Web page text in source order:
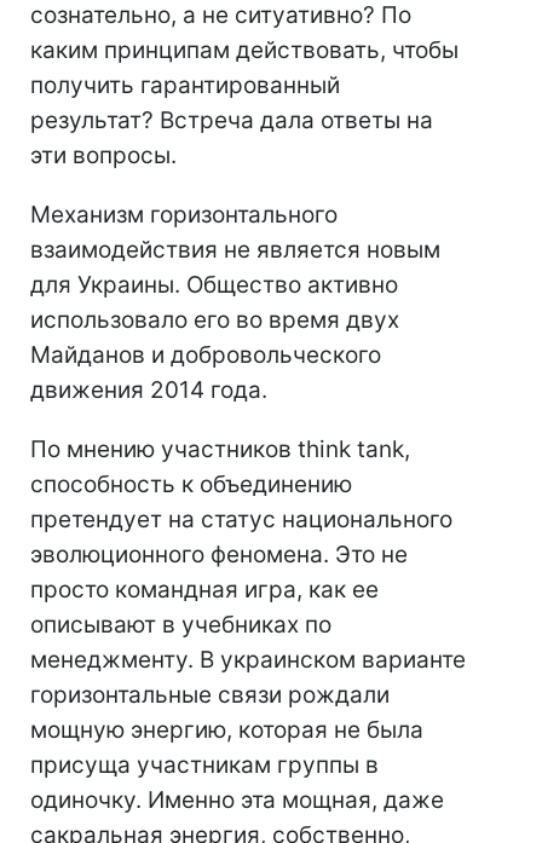
сознательно, а не ситуативно? По
каким принципам действовать, чтобы
получить гарантированный
результат? Встреча дала ответы на
эти вопросы.
Механизм горизонтального
взаимодействия не является новым
для Украины. Общество активно
использовало его во время двух
Майданов и добровольческого
движения 2014 года.
По мнению участников think tank,
способность к объединению
претендует на статус национального
эволюционного феномена. Это не
просто командная игра, как ее
описывают в учебниках по
менеджменту. В украинском варианте
горизонтальные связи рождали
мощную энергию, которая не была
присуща участникам группы в
одиночку. Именно эта мощная, даже
сакральная энергия, собственно,